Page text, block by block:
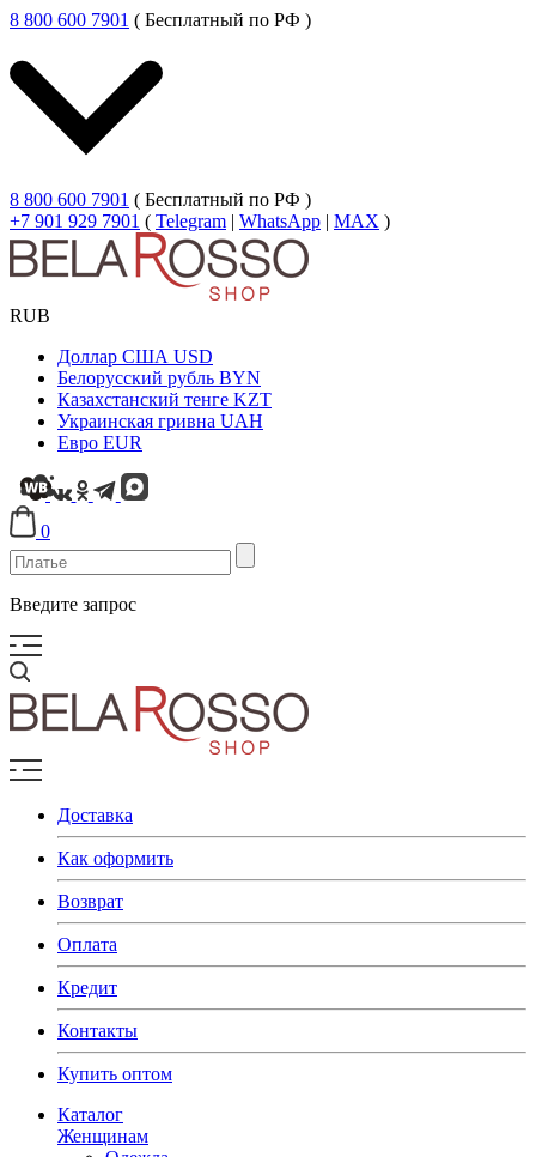
8 800 600 7901 ( Бесплатный по РФ )
8 800 600 7901 ( Бесплатный по РФ )
+7 901 929 7901 ( Telegram | WhatsApp | MAX )
RUB
Доллар США USD
Белорусский рубль BYN
Казахстанский тенге KZT
Украинская гривна UAH
Евро EUR
0
Введите запрос
Доставка
Как оформить
Возврат
Оплата
Кредит
Контакты
Купить оптом
Каталог
Женщинам